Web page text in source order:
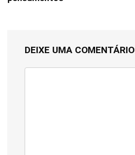
DEIXE UMA COMENTÁRIO